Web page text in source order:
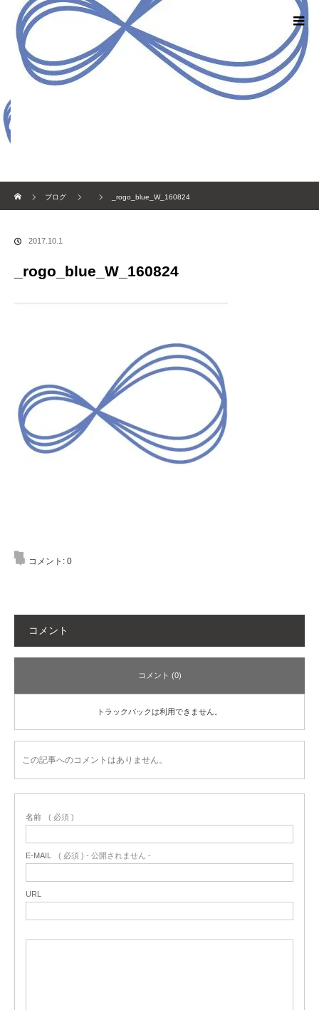
ブログ
_rogo_blue_W_160824
2017.10.1
_rogo_blue_W_160824
コメント: 0
コメント
コメント (0)
トラックバックは利用できません。
この記事へのコメントはありません。
名前 ( 必須 )
E-MAIL ( 必須 ) - 公開されません -
URL